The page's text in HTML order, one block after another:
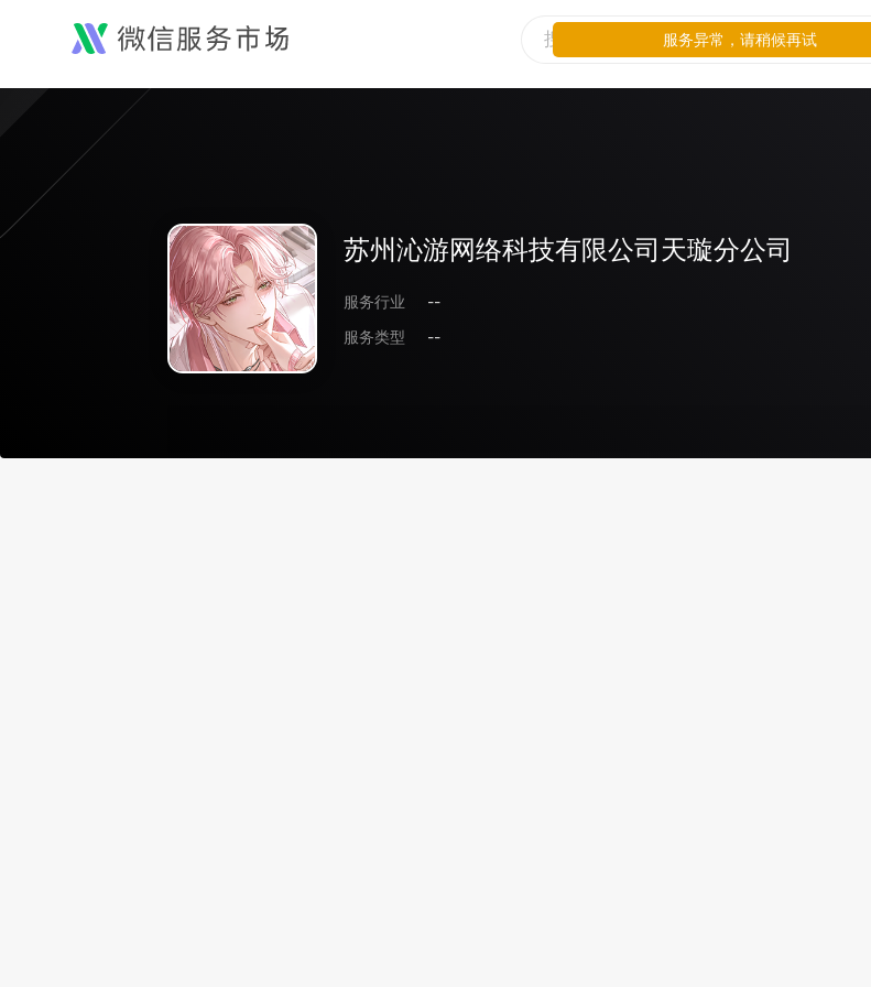
苏州沁游网络科技有限公司天璇分公司
服务行业
--
服务类型
--
服务异常，请稍候再试